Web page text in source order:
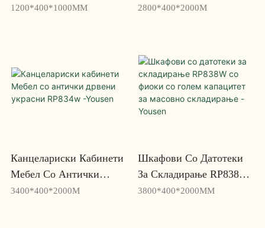
Отстранливи Фиоки И
1200*400*1000MM
Повеќе Фиоки И Опции
2800*400*2000M
Канцелариски Кабинети
Мебел Со Антички
Дрвени Украсни RP834w
3400*400*2000M
Шкафови Со Датотеки
За Складирање RP838W
Со Фиоки Со Голем
3800*400*2000MM